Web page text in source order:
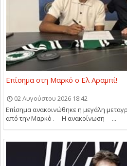
Επίσημα στη Μαρκό ο Ελ Αραμπί!
02 Αυγούστου 2026 18:42
Επίσημα ανακοινώθηκε η μεγάλη
από την Μαρκό . Η ανακοίνωση ...